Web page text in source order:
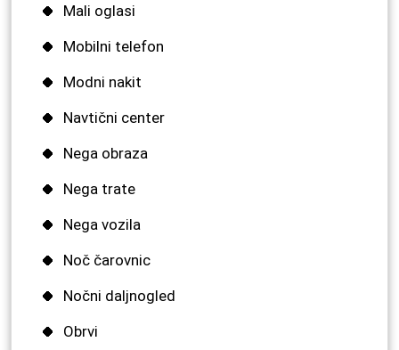
Mali oglasi
Mobilni telefon
Modni nakit
Navtični center
Nega obraza
Nega trate
Nega vozila
Noč čarovnic
Nočni daljnogled
Obrvi